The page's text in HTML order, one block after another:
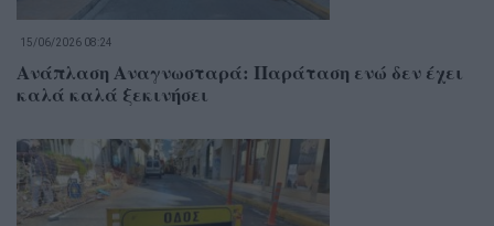
15/06/2026 08:24
Ανάπλαση Αναγνωσταρά: Παράταση ενώ δεν έχει
καλά καλά ξεκινήσει